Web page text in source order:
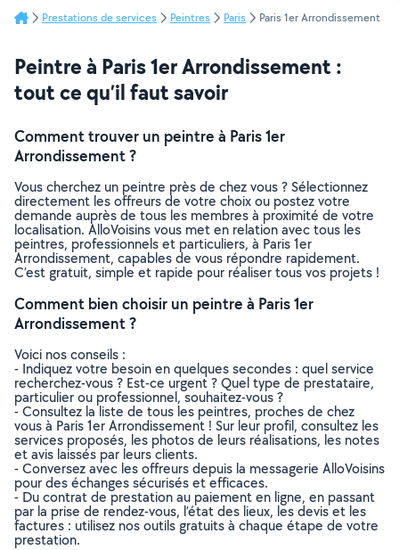
Prestations de services Peintres Paris Paris 1er Arrondissement
Peintre à Paris 1er Arrondissement :
tout ce qu’il faut savoir
Comment trouver un peintre à Paris 1er
Arrondissement ?
Vous cherchez un peintre près de chez vous ? Sélectionnez
directement les offreurs de votre choix ou postez votre
demande auprès de tous les membres à proximité de votre
localisation. AlloVoisins vous met en relation avec tous les
peintres, professionnels et particuliers, à Paris 1er
Arrondissement, capables de vous répondre rapidement.
C’est gratuit, simple et rapide pour réaliser tous vos projets !
Comment bien choisir un peintre à Paris 1er
Arrondissement ?
Voici nos conseils :
- Indiquez votre besoin en quelques secondes : quel service
recherchez-vous ? Est-ce urgent ? Quel type de prestataire,
particulier ou professionnel, souhaitez-vous ?
- Consultez la liste de tous les peintres, proches de chez
vous à Paris 1er Arrondissement ! Sur leur profil, consultez les
services proposés, les photos de leurs réalisations, les notes
et avis laissés par leurs clients.
- Conversez avec les offreurs depuis la messagerie AlloVoisins
pour des échanges sécurisés et efficaces.
- Du contrat de prestation au paiement en ligne, en passant
par la prise de rendez-vous, l’état des lieux, les devis et les
factures : utilisez nos outils gratuits à chaque étape de votre
prestation.